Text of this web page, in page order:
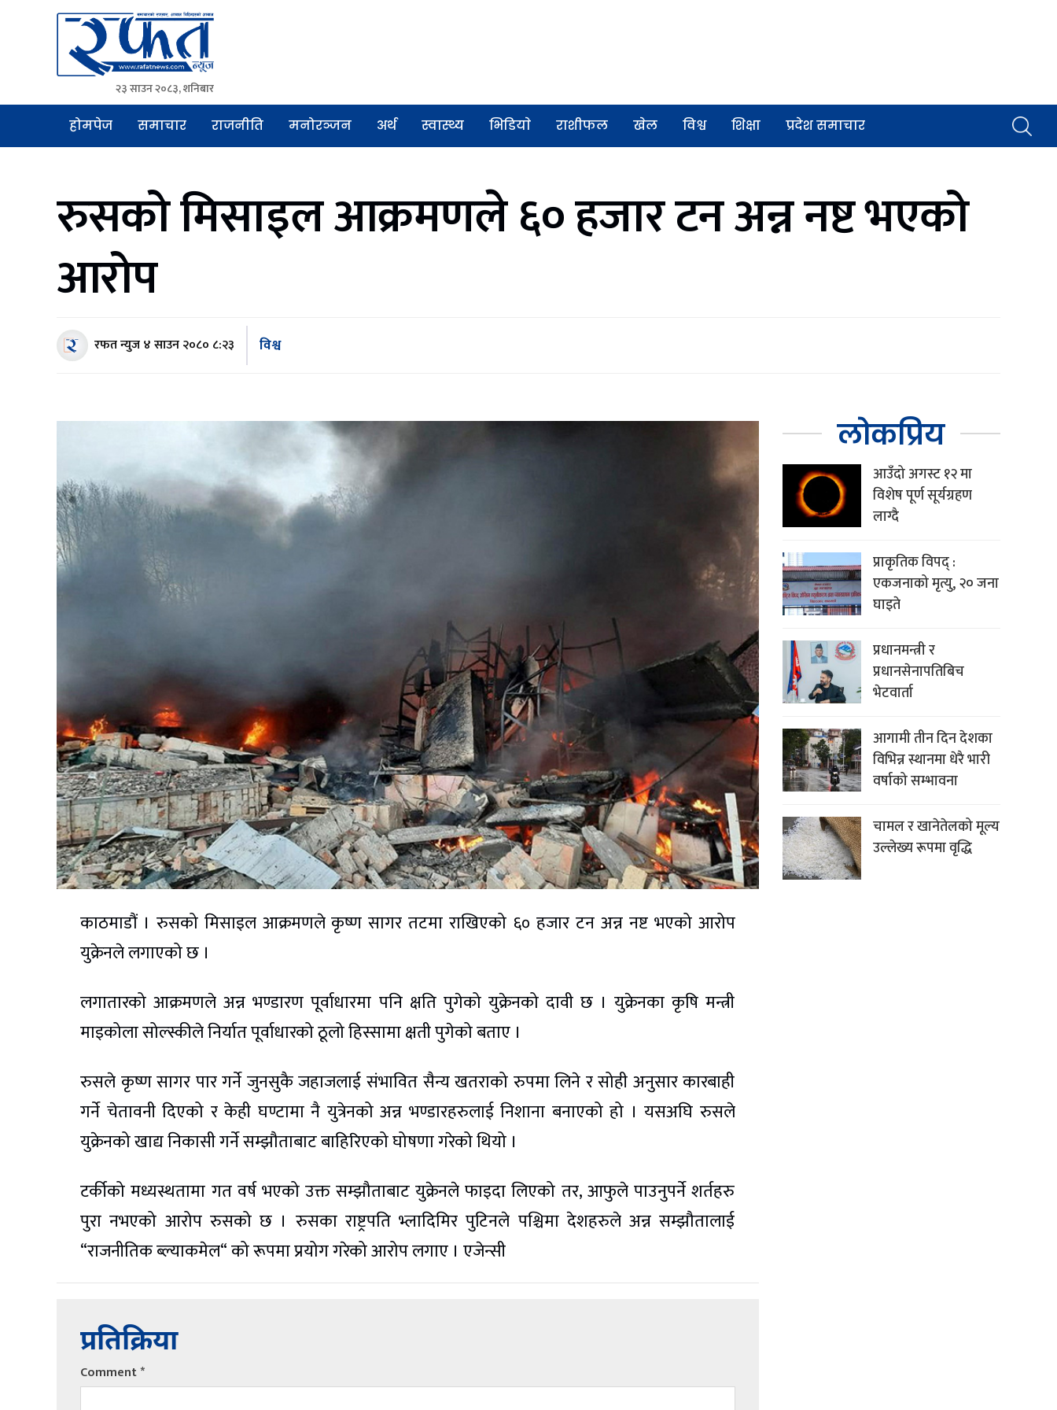
Rafat News
समाचारको रफ्तार, आवाज बिहिनहरुको आवाज
२३ साउन २०८३, शनिबार
होमपेज समाचार राजनीति मनोरञ्जन अर्थ स्वास्थ्य भिडियाे राशीफल खेल विश्व शिक्षा प्रदेश समाचार
रुसको मिसाइल आक्रमणले ६० हजार टन अन्न नष्ट भएको
आरोप
रफत न्युज४ साउन २०८० ८:२३ विश्व
काठमाडौं । रुसको मिसाइल आक्रमणले कृष्ण सागर तटमा राखिएको ६० हजार टन अन्न नष्ट भएको आरोप
युक्रेनले लगाएको छ ।
लगातारको आक्रमणले अन्न भण्डारण पूर्वाधारमा पनि क्षति पुगेको युक्रेनको दावी छ । युक्रेनका कृषि मन्त्री
माइकोला सोल्स्कीले निर्यात पूर्वाधारको ठूलो हिस्सामा क्षती पुगेको बताए ।
रुसले कृष्ण सागर पार गर्ने जुनसुकै जहाजलाई संभावित सैन्य खतराको रुपमा लिने र सोही अनुसार कारबाही
गर्ने चेतावनी दिएको र केही घण्टामा नै युत्रेनको अन्न भण्डारहरुलाई निशाना बनाएको हो । यसअघि रुसले
युक्रेनको खाद्य निकासी गर्ने सम्झौताबाट बाहिरिएको घोषणा गरेको थियो ।
टर्कीको मध्यस्थतामा गत वर्ष भएको उक्त सम्झौताबाट युक्रेनले फाइदा लिएको तर, आफुले पाउनुपर्ने शर्तहरु
पुरा नभएको आरोप रुसको छ । रुसका राष्ट्रपति भ्लादिमिर पुटिनले पश्चिमा देशहरुले अन्न सम्झौतालाई
“राजनीतिक ब्ल्याकमेल“ को रूपमा प्रयोग गरेको आरोप लगाए । एजेन्सी
प्रतिक्रिया
Comment*
लोकप्रिय
आउँदो अगस्ट १२ मा
विशेष पूर्ण सूर्यग्रहण
लाग्दै
प्राकृतिक विपद् :
एकजनाको मृत्यु, २० जना
घाइते
प्रधानमन्त्री र
प्रधानसेनापतिबिच
भेटवार्ता
आगामी तीन दिन देशका
विभिन्न स्थानमा धेरै भारी
वर्षाको सम्भावना
चामल र खानेतेलको मूल्य
उल्लेख्य रूपमा वृद्धि